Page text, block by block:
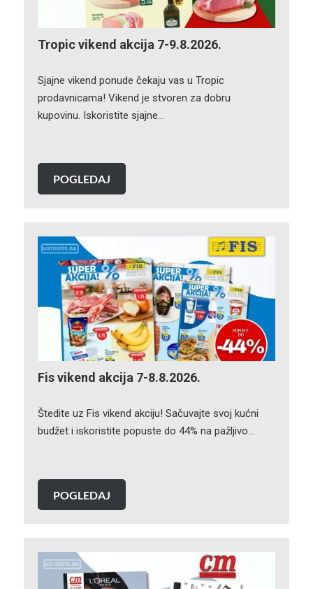
Tropic vikend akcija 7-9.8.2026.
Sjajne vikend ponude čekaju vas u Tropic
prodavnicama! Vikend je stvoren za dobru
kupovinu. Iskoristite sjajne…
POGLEDAJ
Fis vikend akcija 7-8.8.2026.
Štedite uz Fis vikend akciju! Sačuvajte svoj kućni
budžet i iskoristite popuste do 44% na pažljivo…
POGLEDAJ